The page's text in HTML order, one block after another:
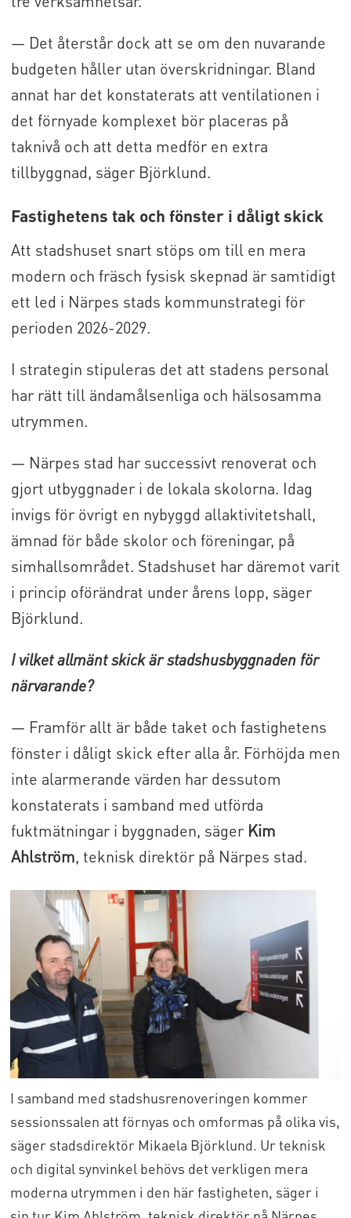
— Det återstår dock att se om den nuvarande
budgeten håller utan överskridningar. Bland
annat har det konstaterats att ventilationen i
det förnyade komplexet bör placeras på
taknivå och att detta medför en extra
tillbyggnad, säger Björklund.
Fastighetens tak och fönster i dåligt skick
Att stadshuset snart stöps om till en mera
modern och fräsch fysisk skepnad är samtidigt
ett led i Närpes stads kommunstrategi för
perioden 2026-2029.
I strategin stipuleras det att stadens personal
har rätt till ändamålsenliga och hälsosamma
utrymmen.
— Närpes stad har successivt renoverat och
gjort utbyggnader i de lokala skolorna. Idag
invigs för övrigt en nybyggd allaktivitetshall,
ämnad för både skolor och föreningar, på
simhallsområdet. Stadshuset har däremot varit
i princip oförändrat under årens lopp, säger
Björklund.
I vilket allmänt skick är stadshusbyggnaden för
närvarande?
— Framför allt är både taket och fastighetens
fönster i dåligt skick efter alla år. Förhöjda men
inte alarmerande värden har dessutom
konstaterats i samband med utförda
fuktmätningar i byggnaden, säger Kim
Ahlström, teknisk direktör på Närpes stad.
I samband med stadshusrenoveringen kommer
sessionssalen att förnyas och omformas på olika vis,
säger stadsdirektör Mikaela Björklund. Ur teknisk
och digital synvinkel behövs det verkligen mera
moderna utrymmen i den här fastigheten, säger i